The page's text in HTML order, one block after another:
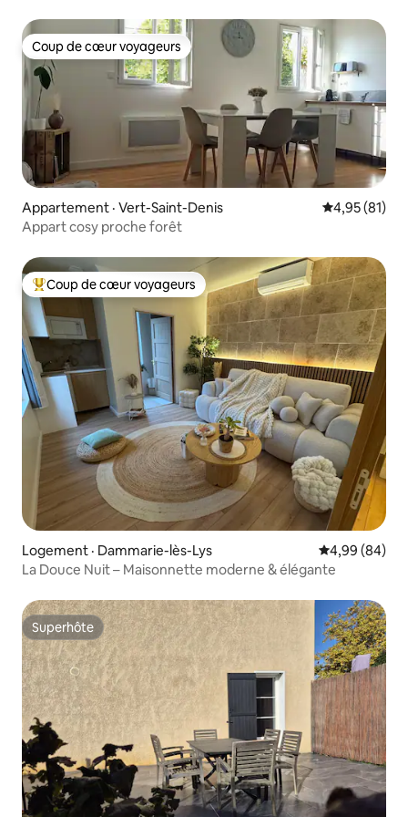
Coup de cœur voyageurs
Coup de cœur voyageurs
Appartement · Vert-Saint-Denis Note
4,95 (81)
Appart cosy proche forêt
Coup de cœur voyageurs parmi les plus aimés
Coup de cœur voyageurs
Logement · Dammarie-lès-Lys Note
4,99 (84)
La Douce Nuit – Maisonnette moderne & élégante
Superhôte
Superhôte